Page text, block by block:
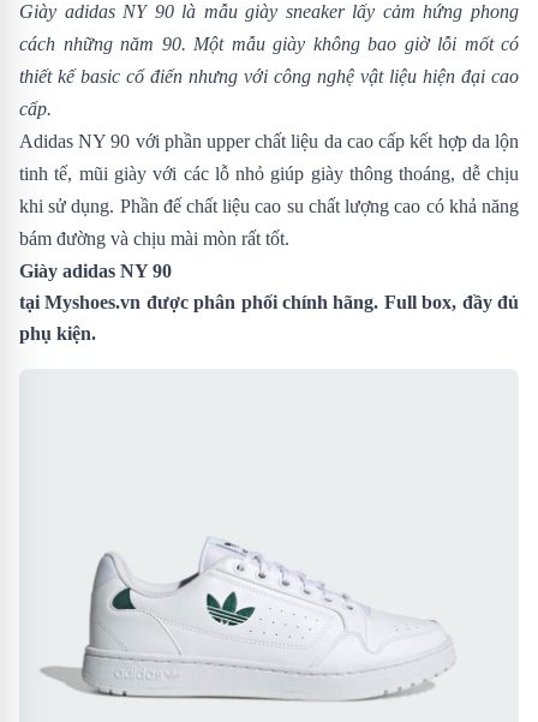
Giày adidas NY 90là mẫu giày sneaker lấy cảm hứng phong
cách những năm 90. Một mẫu giày không bao giờ lỗi mốt có
thiết kế basic cổ điển nhưng với công nghệ vật liệu hiện đại cao
cấp.
Adidas NY 90 với phần upper chất liệu da cao cấp kết hợp da lộn
tinh tế, mũi giày với các lỗ nhỏ giúp giày thông thoáng, dễ chịu
khi sử dụng. Phần đế chất liệu cao su chất lượng cao có khả năng
bám đường và chịu mài mòn rất tốt.
Giày adidas NY 90
tạiMyshoes.vn được phân phối chính hãng. Full box, đầy đủ
phụ kiện.